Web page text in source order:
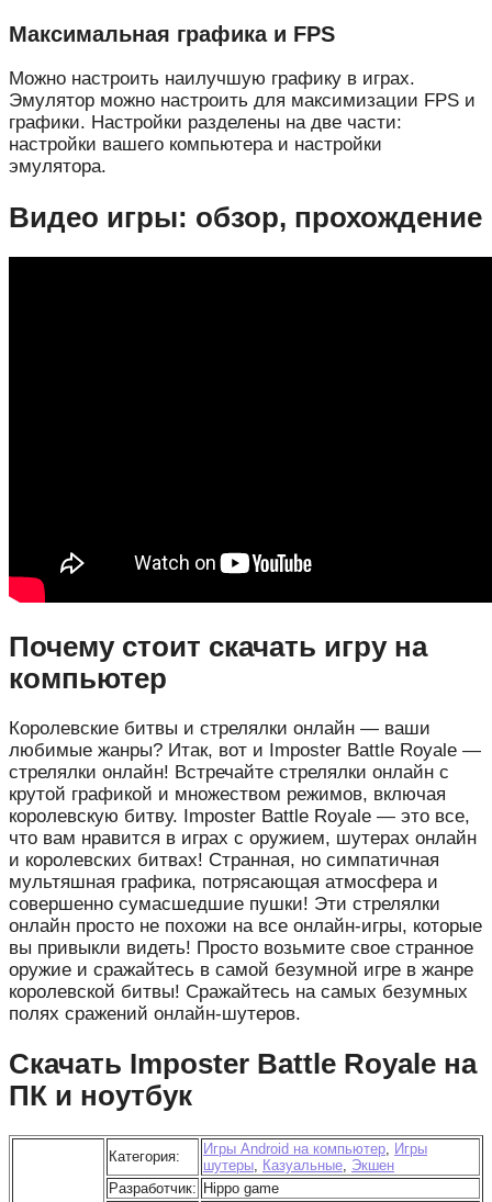
Максимальная графика и FPS
Можно настроить наилучшую графику в играх.
Эмулятор можно настроить для максимизации FPS и
графики. Настройки разделены на две части:
настройки вашего компьютера и настройки
эмулятора.
Видео игры: обзор, прохождение
Почему стоит скачать игру на
компьютер
Королевские битвы и стрелялки онлайн — ваши
любимые жанры? Итак, вот и Imposter Battle Royale —
стрелялки онлайн! Встречайте стрелялки онлайн с
крутой графикой и множеством режимов, включая
королевскую битву. Imposter Battle Royale — это все,
что вам нравится в играх с оружием, шутерах онлайн
и королевских битвах! Странная, но симпатичная
мультяшная графика, потрясающая атмосфера и
совершенно сумасшедшие пушки! Эти стрелялки
онлайн просто не похожи на все онлайн-игры, которые
вы привыкли видеть! Просто возьмите свое странное
оружие и сражайтесь в самой безумной игре в жанре
королевской битвы! Сражайтесь на самых безумных
полях сражений онлайн-шутеров.
Скачать Imposter Battle Royale на
ПК и ноутбук
Категория: Игры Android на компьютер, Игры
шутеры, Казуальные, Экшен
Разработчик: Hippo game